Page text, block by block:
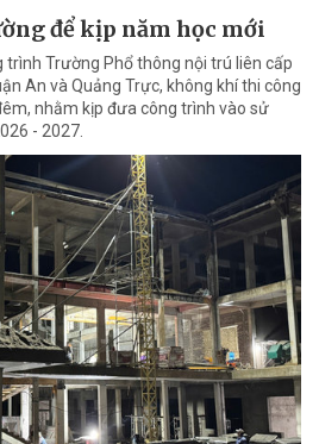
để kịp năm học mới
trình Trường Phổ thông nội trú liên cấp
An và Quảng Trực, không khí thi công
nhằm kịp đưa công trình vào sử
- 2027.